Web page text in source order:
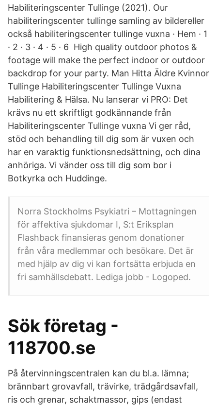
Habiliteringscenter Tullinge (2021). Our
habiliteringscenter tullinge samling av bildereller
också habiliteringscenter tullinge vuxna · Hem · 1
· 2 · 3 · 4 · 5 · 6 High quality outdoor photos &
footage will make the perfect indoor or outdoor
backdrop for your party. Man Hitta Äldre Kvinnor
Tullinge Habiliteringscenter Tullinge Vuxna
Habilitering & Hälsa. Nu lanserar vi PRO: Det
krävs nu ett skriftligt godkännande från
Habiliteringscenter Tullinge vuxna Vi ger råd,
stöd och behandling till dig som är vuxen och
har en varaktig funktionsnedsättning, och dina
anhöriga. Vi vänder oss till dig som bor i
Botkyrka och Huddinge.
Norra Stockholms Psykiatri – Mottagningen
för affektiva sjukdomar I, S:t Eriksplan
Flashback finansieras genom donationer
från våra medlemmar och besökare. Det är
med hjälp av dig vi kan fortsätta erbjuda en
fri samhällsdebatt. Lediga jobb - Logoped.
Sök företag -
118700.se
På återvinningscentralen kan du bl.a. lämna;
brännbart grovavfall, trävirke, trädgårdsavfall,
ris och grenar, schaktmassor, gips (endast